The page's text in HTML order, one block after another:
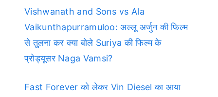
Vishwanath and Sons vs Ala
Vaikunthapurramuloo: अल्लू अर्जुन की फिल्म
से तुलना कर क्या बोले Suriya की फिल्म के
प्रोड्यूसर Naga Vamsi?
Fast Forever को लेकर Vin Diesel का आया